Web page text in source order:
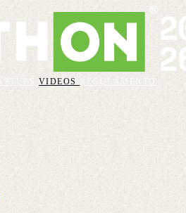
VIDEOS
REGOLAMENTO